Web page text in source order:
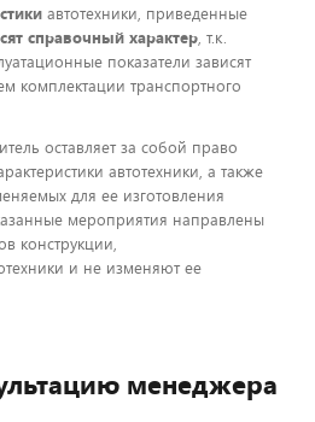
автотехники, приведенные
справочный характер, т.к.
показатели зависят
комплектации транспортного
оставляет за собой право
автотехники, а также
для ее изготовления
мероприятия направлены
конструкции,
и не изменяют ее
менеджера